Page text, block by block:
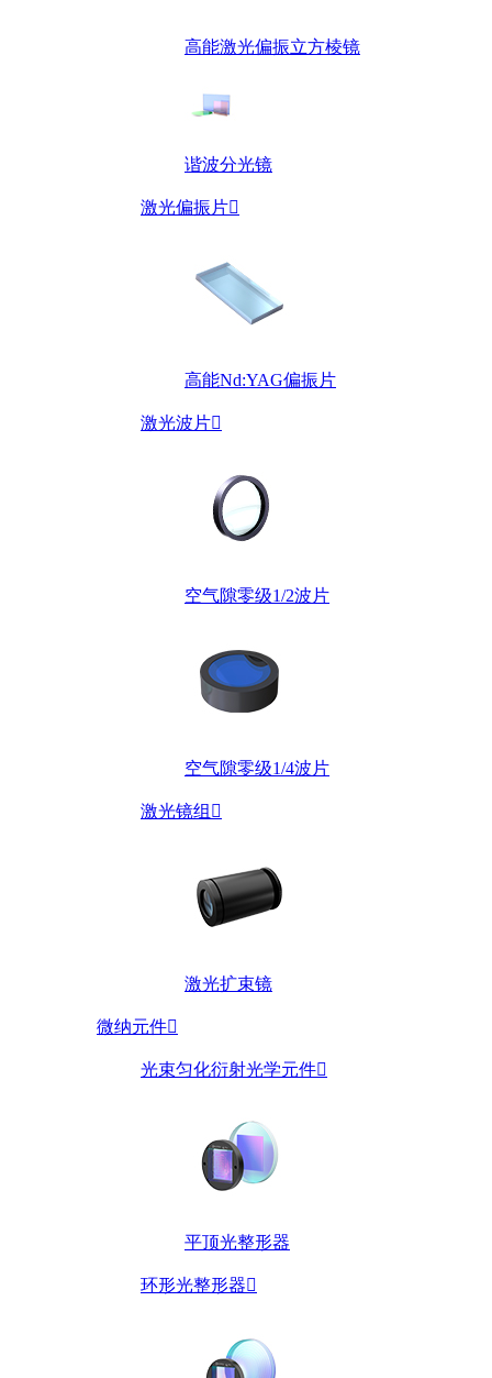
高能激光偏振立方棱镜
谐波分光镜
激光偏振片
高能Nd:YAG偏振片
激光波片
空气隙零级1/2波片
空气隙零级1/4波片
激光镜组 
激光扩束镜
微纳元件
光束匀化衍射光学元件
平顶光整形器
环形光整形器